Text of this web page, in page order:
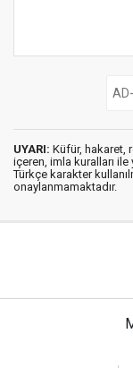
UYARI: Küfür, hakaret,
içeren, imla kuralları ile
Türkçe karakter
onaylanmamaktadır.